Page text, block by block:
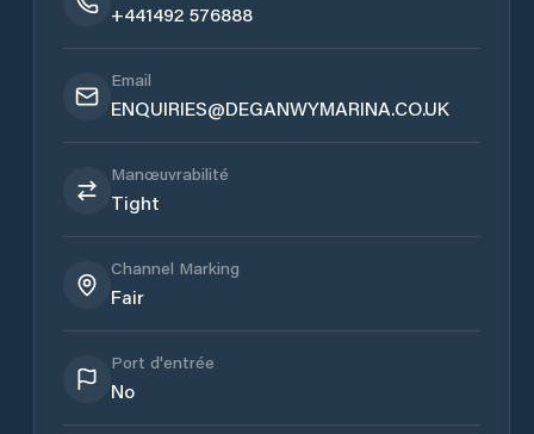
+441492 576888
Email
ENQUIRIES@DEGANWYMARINA.CO.UK
Manœuvrabilité
Tight
Channel Marking
Fair
Port d'entrée
No